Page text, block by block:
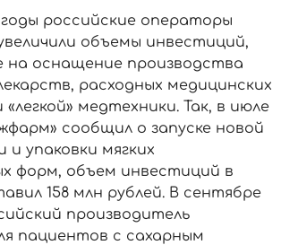
российские операторы
объемы инвестиций,
на оснащение производства
расходных медицинских
медтехники. Так, в июле
сообщил о запуске новой
и упаковки мягких
форм, объем инвестиций в
158 млн рублей. В сентябре
производитель
пациентов с сахарным